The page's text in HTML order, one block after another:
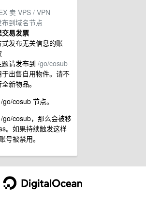
卖 VPS / VPN
到域名节点
易发票
发布无关信息的账
请发布到 /go/cosub
出售自用物件。请不
新物品。
cosub 节点。
go/cosub，那么会被移
。如果持续触发这样
号被禁用。